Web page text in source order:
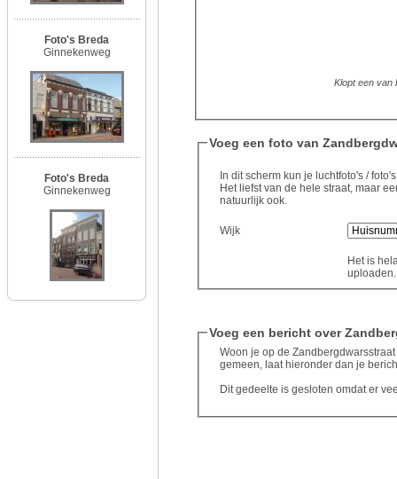
Foto's Breda
Ginnekenweg
Foto's Breda
Ginnekenweg
Klopt een van
Voeg een foto van
In dit scherm kun je luchtfoto's /
Het liefst van de hele straat, maar
natuurlijk ook.
Wijk
Het is
Voeg een bericht over
Woon je op de
gemeen, laat hieronder dan je
Dit gedeelte is gesloten omdat er